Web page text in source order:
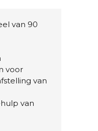
van 90
voor
van
van